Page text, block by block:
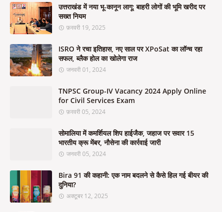
उत्तराखंड में नया भू-कानून लागू: बाहरी लोगों की भूमि खरीद पर
सख्त नियम
फ़रवरी 19, 2025
ISRO ने रचा इतिहास, नए साल पर XPoSat का लॉन्च रहा
सफल, ब्लैक होल का खोलेगा राज
जनवरी 01, 2024
TNPSC Group-IV Vacancy 2024 Apply Online
for Civil Services Exam
फ़रवरी 05, 2024
सोमालिया में कमर्शियल शिप हाईजैक, जहाज पर सवार 15
भारतीय क्रू मेंबर, नौसेना की कार्रवाई जारी
जनवरी 05, 2024
Bira 91 की कहानी: एक नाम बदलने से कैसे हिल गई बीयर की
दुनिया?
अक्टूबर 12, 2025